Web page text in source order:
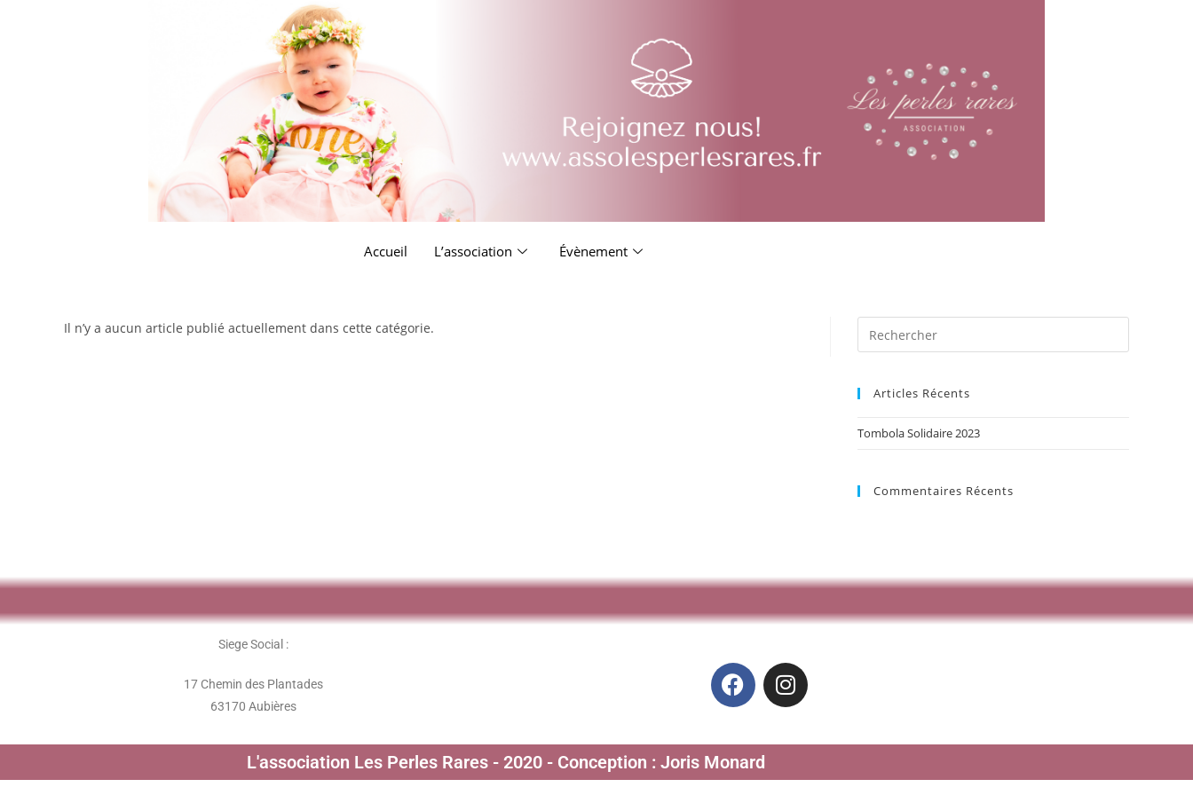
Accueil L’association Évènement
Il n’y a aucun article publié actuellement dans cette catégorie.
Articles Récents
Tombola Solidaire 2023
Commentaires Récents
Siege Social :
17 Chemin des Plantades
63170 Aubières
L'association Les Perles Rares - 2020 - Conception : Joris Monard